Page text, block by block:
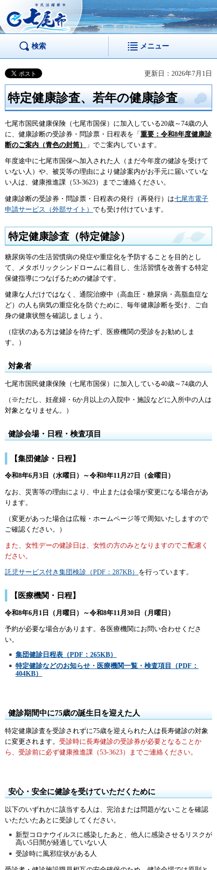
市民活躍都市 七尾
市
検索 メニュー
更新日：2026年7月1日
特定健康診査、若年の健康診査
七尾市国民健康保険（七尾市国保）に加入している20歳～74歳の人
に、健康診断の受診券・問診票・日程表を「 重要：令和8年度健康診
断のご案内（青色の封筒）
」でご案内しています。
年度途中に七尾市国保へ加入された人（まだ今年度の健診を受けて
いない人）や、被災等の理由により健診案内がお手元に届いていな
い人は、健康推進課（53-3623）までご連絡ください。
健康診断の受診券・問診票・日程表の発行（再発行）は七尾市電子
申請サービス（外部サイト） でも受け付けています。
特定健康診査（特定健診）
糖尿病等の生活習慣病の発症や重症化を予防することを目的とし
て、メタボリックシンドロームに着目し、生活習慣を改善する特定
保健指導につなげるための健診です。
健康な人だけではなく、通院治療中（高血圧・糖尿病・高脂血症な
ど）の人も病気の重症化を防ぐために、毎年健康診断を受け、ご自
身の健康状態を確認しましょう。
（症状のある方は健診を待たず、医療機関の受診をお勧めしま
す。）
対象者
七尾市国民健康保険（七尾市国保）に加入している40歳～74歳の人
（※ただし、妊産婦・6か月以上の入院中・施設などに入所中の人は
対象となりません。）
健診会場・日程・検査項目
【集団健診・日程】
令和8年6月3日（水曜日）～令和8年11月27日（金曜日）
なお、災害等の理由により、中止または会場が変更になる場合があ
ります。
（変更があった場合は広報・ホームページ等で周知いたしますので
ご確認ください。）
また、女性デーの健診日は、女性の方のみとなりますのでご配慮く
ださい。
託児サービス付き集団検診（PDF：287KB） を行っています。
【医療機関・日程】
令和8年6月1日（月曜日）～令和8年11月30日（月曜日）
予約が必要な場合があります。各医療機関にお問い合わせくださ
い。
集団健診日程表（PDF：265KB）
特定健診などのお知らせ・医療機関一覧・検査項目（PDF：
404KB）
健診期間中に75歳の誕生日を迎えた人
特定健康診査を受診されずに75歳を迎えられた人は長寿健診の対象
に変更されます。 受診時に長寿健診の受診券が必要となることか
ら、受診前に必ず健康推進課（53-3623）までご連絡ください。
安心・安全に健診を受けていただくために
以下のいずれかに該当する人は、完治または問題がないことを確認
いただいたあとに受診してください。
新型コロナウイルスに感染したあと、他人に感染させるリスクが
高い5日間が経過していない人
受診時に風邪症状がある人